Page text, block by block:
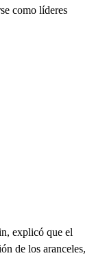
como líderes
explicó que el
de los aranceles,